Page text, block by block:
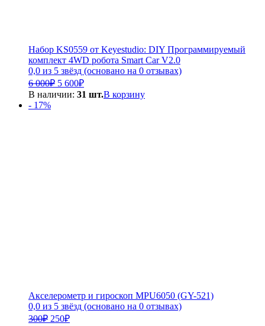
Набор KS0559 от Keyestudio: DIY Программируемый
комплект 4WD робота Smart Car V2.0
0,0 из 5 звёзд (основано на 0 отзывах)
6 000₽ Первоначальная
цена
5 600₽Текущая
цена:
В наличии: 31 шт.В корзину
- 17%
Акселерометр и гироскоп MPU6050 (GY-521)
0,0 из 5 звёзд (основано на 0 отзывах)
300₽ Первоначальная
250₽Текущая